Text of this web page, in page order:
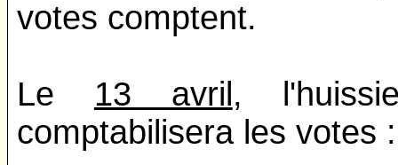
votes comptent.
Le 13 avril ,
comptabilisera les votes :